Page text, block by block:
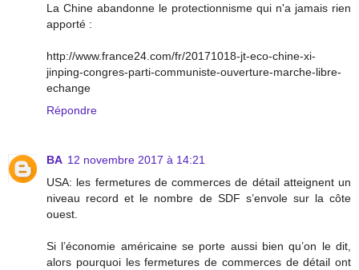
La Chine abandonne le protectionnisme qui n'a jamais rien
apporté :
http://www.france24.com/fr/20171018-jt-eco-chine-xi-
jinping-congres-parti-communiste-ouverture-marche-libre-
echange
Répondre
BA 12 novembre 2017 à 14:21
USA: les fermetures de commerces de détail atteignent un
niveau record et le nombre de SDF s’envole sur la côte
ouest.
Si l’économie américaine se porte aussi bien qu’on le dit,
alors pourquoi les fermetures de commerces de détail ont